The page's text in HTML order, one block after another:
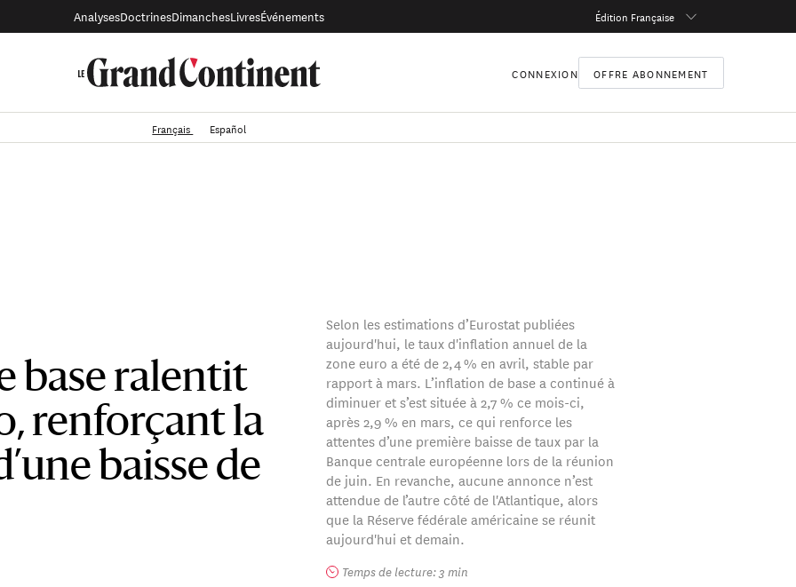
AnalysesDoctrinesDimanchesLivresÉvénements Édition Française
CONNEXION OFFRE ABONNEMENT
Français Español
base ralentit
renforçant la
baisse de
Selon les estimations d’Eurostat publiées
aujourd'hui, le taux d'inflation annuel de la
zone euro a été de 2,4 % en avril, stable par
rapport à mars. L’inflation de base a continué à
diminuer et s’est située à 2,7 % ce mois-ci,
après 2,9 % en mars, ce qui renforce les
attentes d’une première baisse de taux par la
Banque centrale européenne lors de la réunion
de juin. En revanche, aucune annonce n’est
attendue de l’autre côté de l'Atlantique, alors
que la Réserve fédérale américaine se réunit
aujourd'hui et demain.
Temps de lecture: 3 min